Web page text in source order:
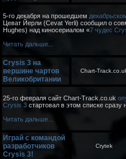
5-го декабря на прошедшем
Цеват Йерли (Cevat Yerli) сообщил о
Hughes) над киносериалом «7 чудес
Читать дальше...
Crysis 3 на
вершине чартов
Великобритании
Chart-
25-го февраля сайт Chart-Track.co.uk
Crysis 3 стартовал в этом списке сразу
Читать дальше...
Играй с командой
разработчиков
Crysis 3!
Crytek